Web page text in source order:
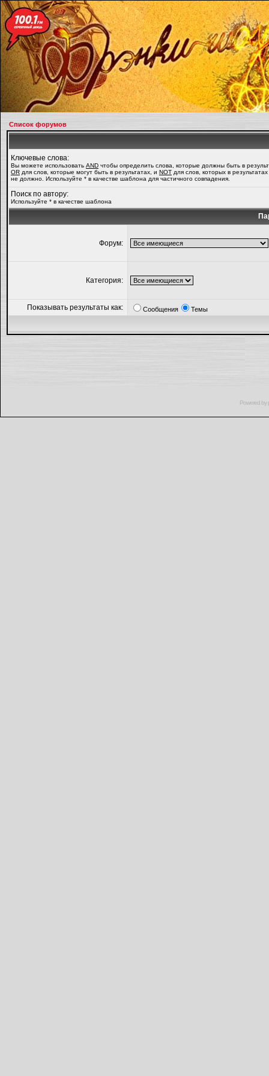
Список форумов
Ключевые слова:
Вы можете использовать AND чтобы определить слова, которые должны быть в
OR для слов, которые могут быть в результатах, и NOT для слов, которых в
не должно. Используйте * в качестве шаблона для частичного совпадения.
Поиск по автору:
Используйте * в качестве шаблона
Форум:
Категория:
Показывать результаты как: Сообщения Темы
Powered by